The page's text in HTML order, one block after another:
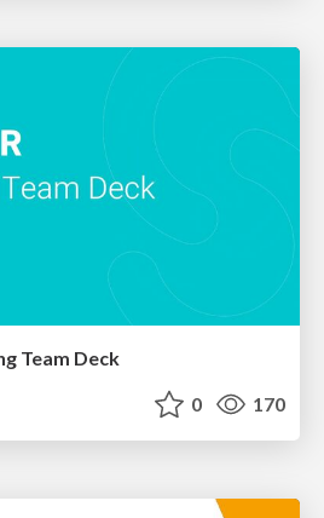
Team Deck
0 170